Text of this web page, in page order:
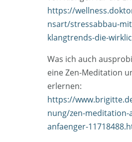
https://
nsart/stressabbau-
klangtrends-die-
Was ich auch
eine Zen-Meditation
erlernen:
https://
nung/zen-
anfaenger-